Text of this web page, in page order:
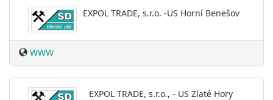
EXPOL TRADE, s.r.o. -US Horní Benešov
WWW
EXPOL TRADE, s.r.o., - US Zlaté Hory